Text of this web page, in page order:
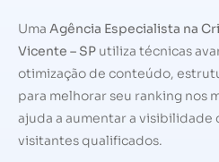
Uma Agência Especialista na
Vicente – SP utiliza técnicas
otimização de conteúdo,
para melhorar seu ranking nos
ajuda a aumentar a visibilidade
visitantes qualificados.